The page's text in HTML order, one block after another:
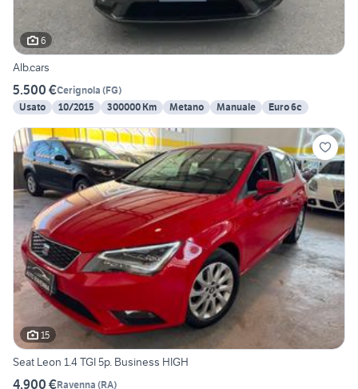
6
Alb.cars
5.500 €Cerignola (FG)
Usato
10/2015 300000 Km Metano Manuale Euro 6c
15
Seat Leon 1.4 TGI 5p. Business HIGH
4.900 €Ravenna (RA)